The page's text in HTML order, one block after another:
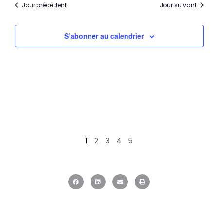
Jour précédent Jour suivant
S’abonner au calendrier
1 2 3 4 5